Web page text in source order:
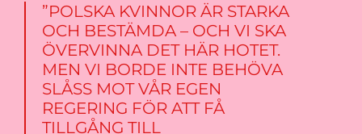
”POLSKA KVINNOR ÄR STARKA
OCH BESTÄMDA – OCH VI SKA
ÖVERVINNA DET HÄR HOTET.
MEN VI BORDE INTE BEHÖVA
SLÅSS MOT VÅR EGEN
REGERING FÖR ATT FÅ
TILLGÅNG TILL